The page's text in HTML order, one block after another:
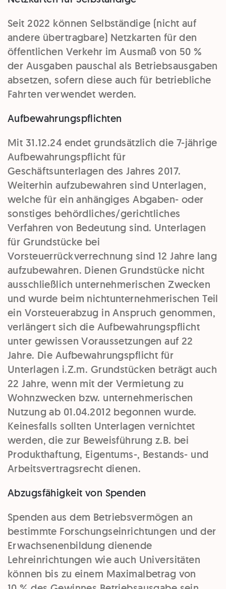
Seit 2022 können Selbständige (nicht auf
andere übertragbare) Netzkarten für den
öffentlichen Verkehr im Ausmaß von 50 %
der Ausgaben pauschal als Betriebsausgaben
absetzen, sofern diese auch für betriebliche
Fahrten verwendet werden.
Aufbewahrungspflichten
Mit 31.12.24 endet grundsätzlich die 7-jährige
Aufbewahrungspflicht für
Geschäftsunterlagen des Jahres 2017.
Weiterhin aufzubewahren sind Unterlagen,
welche für ein anhängiges Abgaben- oder
sonstiges behördliches/gerichtliches
Verfahren von Bedeutung sind. Unterlagen
für Grundstücke bei
Vorsteuerrückverrechnung sind 12 Jahre lang
aufzubewahren. Dienen Grundstücke nicht
ausschließlich unternehmerischen Zwecken
und wurde beim nichtunternehmerischen Teil
ein Vorsteuerabzug in Anspruch genommen,
verlängert sich die Aufbewahrungspflicht
unter gewissen Voraussetzungen auf 22
Jahre. Die Aufbewahrungspflicht für
Unterlagen i.Z.m. Grundstücken beträgt auch
22 Jahre, wenn mit der Vermietung zu
Wohnzwecken bzw. unternehmerischen
Nutzung ab 01.04.2012 begonnen wurde.
Keinesfalls sollten Unterlagen vernichtet
werden, die zur Beweisführung z.B. bei
Produkthaftung, Eigentums-, Bestands- und
Arbeitsvertragsrecht dienen.
Abzugsfähigkeit von Spenden
Spenden aus dem Betriebsvermögen an
bestimmte Forschungseinrichtungen und der
Erwachsenenbildung dienende
Lehreinrichtungen wie auch Universitäten
können bis zu einem Maximalbetrag von